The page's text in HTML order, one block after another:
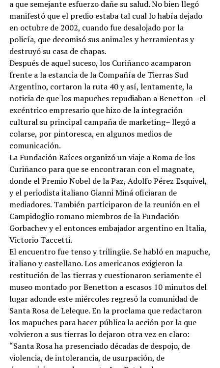
a que semejante esfuerzo dañe su salud. No bien llegó
manifestó que el predio estaba tal cual lo había dejado
en octubre de 2002, cuando fue desalojado por la
policía, que decomisó sus animales y herramientas y
destruyó su casa de chapas.
Después de aquel suceso, los Curiñanco acamparon
frente a la estancia de la Compañía de Tierras Sud
Argentino, cortaron la ruta 40 y así, lentamente, la
noticia de que los mapuches repudiaban a Benetton –el
excéntrico empresario que hizo de la integración
cultural su principal campaña de marketing– llegó a
colarse, por pintoresca, en algunos medios de
comunicación.
La Fundación Raíces organizó un viaje a Roma de los
Curiñanco para que se encontraran con el magnate,
donde el Premio Nobel de la Paz, Adolfo Pérez Esquivel,
y el periodista italiano Gianni Miná oficiaran de
mediadores. También participaron de la reunión en el
Campidoglio romano miembros de la Fundación
Gorbachev y el entonces embajador argentino en Italia,
Victorio Taccetti.
El encuentro fue tenso y trilingüe. Se habló en mapuche,
italiano y castellano. Los americanos exigieron la
restitución de las tierras y cuestionaron seriamente el
museo montado por Benetton a escasos 10 minutos del
lugar adonde este miércoles regresó la comunidad de
Santa Rosa de Leleque. En la proclama que redactaron
los mapuches para hacer pública la acción por la que
volvieron a sus tierras lo dejaron otra vez en claro:
“Santa Rosa ha presenciado décadas de despojo, de
violencia, de intolerancia, de usurpación, de